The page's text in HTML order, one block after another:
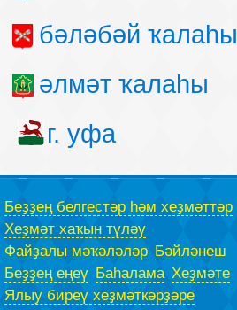
бәләбәй ҡалаһы
әлмәт ҡалаһы
г. уфа
Беҙҙең белгестәр һәм хеҙмәттәр
Хеҙмәт хаҡын түләү
Файҙалы мәҡәләләр Бәйләнеш
Беҙҙең еңеү Баһалама Хеҙмәте
Ялыу биреү хеҙмәткәрҙәре